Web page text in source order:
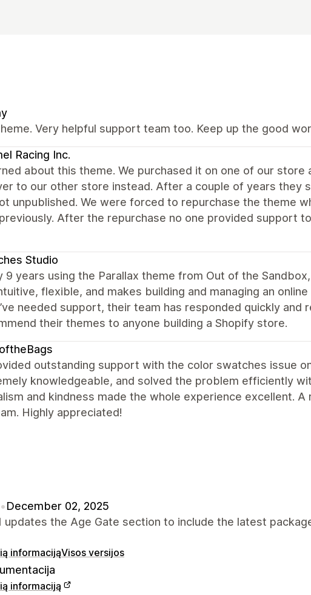
Very helpful support team too. Keep up the good
Racing Inc.
about this theme. We purchased it on one of our
to our other store instead. After a couple of years they
unpublished. We were forced to repurchase the theme
After the repurchase no one provided support
Studio
9 years using the Parallax theme from Out of the Sandbox,
flexible, and makes building and managing an
needed support, their team has responded quickly and
their themes to anyone building a Shopify store.
outstanding support with the color swatches issue
knowledgeable, and solved the problem efficiently
and kindness made the whole experience excellent.
Highly appreciated!
•December 02, 2025
updates the Age Gate section to include the latest
informacijąVisos versijos
informaciją